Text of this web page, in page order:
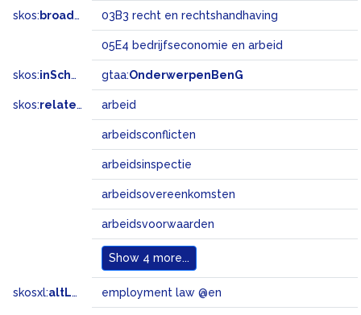
skos: broadMatch 03B3 recht en rechtshandhaving
05E4 bedrijfseconomie en arbeid
skos:inScheme gtaa:OnderwerpenBenG
skos:related arbeid
arbeidsconflicten
arbeidsinspectie
arbeidsovereenkomsten
arbeidsvoorwaarden
Show 4 more...
skosxl:altLabel employment law @en